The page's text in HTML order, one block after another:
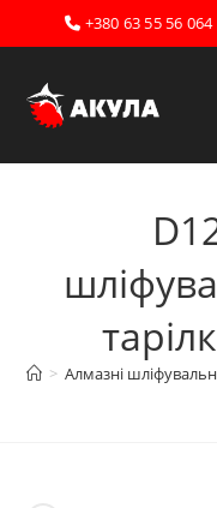
Перейти
до
+380 63 55 56 064
> Алмазні